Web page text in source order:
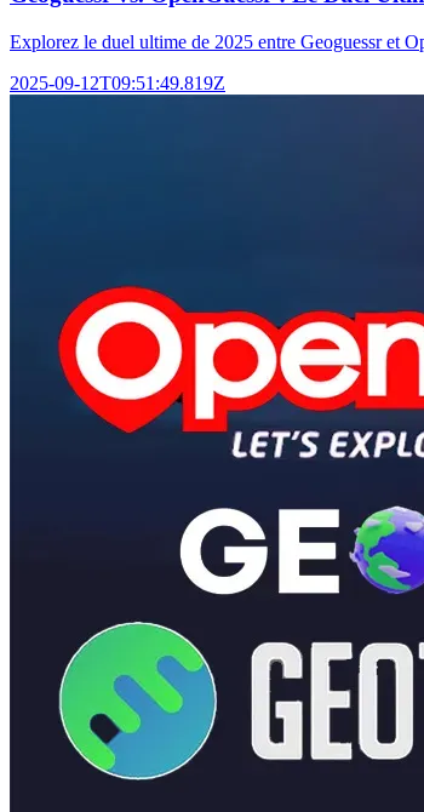
Explorez le duel ultime de 2025 entre Geoguessr et
2025-09-12T09:51:49.819Z